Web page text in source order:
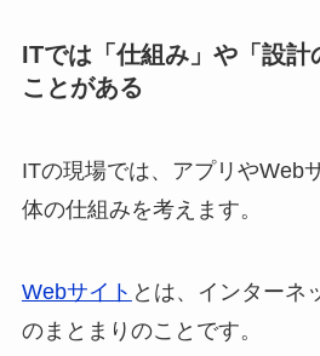
ITでは「仕組み」や「設計
ことがある
ITの現場では、アプリやWeb
体の仕組みを考えます。
Webサイト とは、インターネ
のまとまりのことです。